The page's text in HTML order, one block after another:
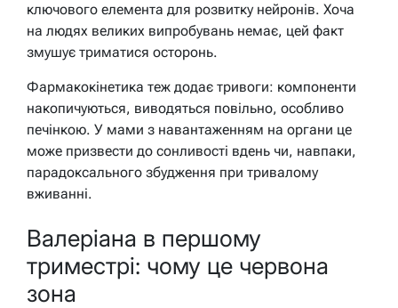
ключового елемента для розвитку нейронів. Хоча
на людях великих випробувань немає, цей факт
змушує триматися осторонь.
Фармакокінетика теж додає тривоги: компоненти
накопичуються, виводяться повільно, особливо
печінкою. У мами з навантаженням на органи це
може призвести до сонливості вдень чи, навпаки,
парадоксального збудження при тривалому
вживанні.
Валеріана в першому
триместрі: чому це червона
зона